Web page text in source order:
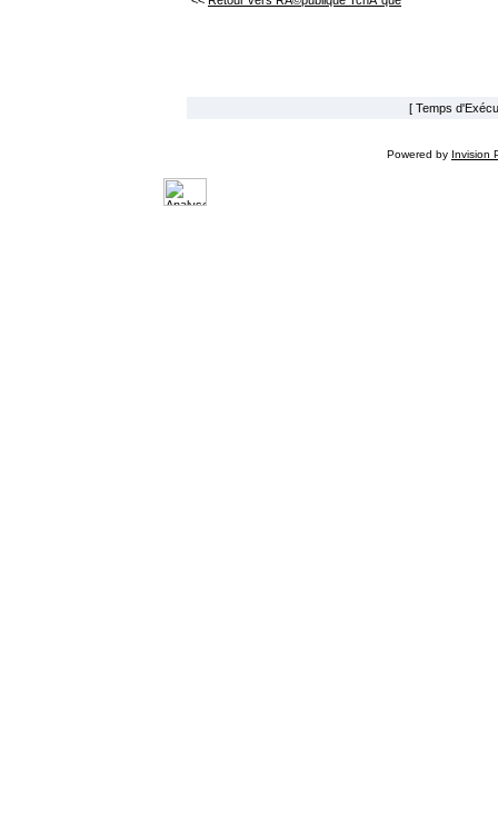
[ Temps
Powered by Invision